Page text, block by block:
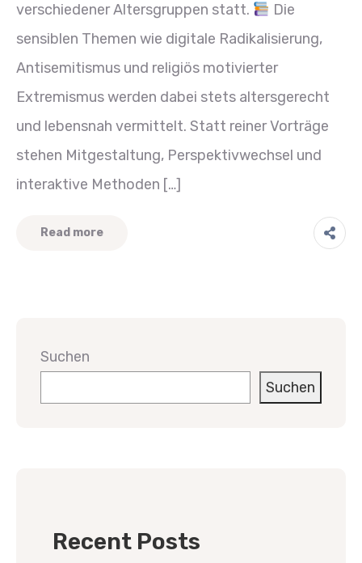
verschiedener Altersgruppen statt.
Die
sensiblen Themen wie digitale Radikalisierung,
Antisemitismus und religiös motivierter
Extremismus werden dabei stets altersgerecht
und lebensnah vermittelt. Statt reiner Vorträge
stehen Mitgestaltung, Perspektivwechsel und
interaktive Methoden […]
Read more
Suchen
Suchen
Recent Posts